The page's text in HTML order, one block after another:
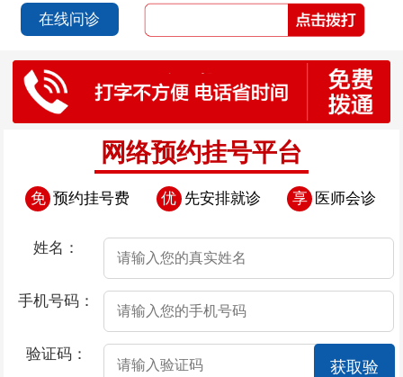
在线问诊
网络预约挂号平台
免 预约挂号费 优 先安排就诊 享 医师会诊
姓名：
手机号码：
验证码：
获取验